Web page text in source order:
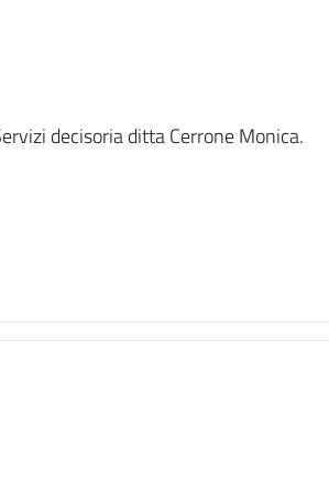
decisoria ditta Cerrone Monica.